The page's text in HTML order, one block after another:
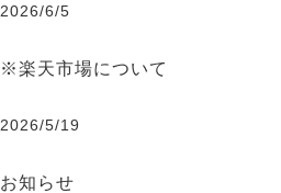
2026/6/5
※楽天市場について
2026/5/19
お知らせ